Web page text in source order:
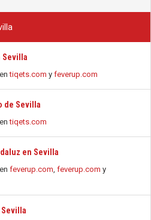
Sevilla
tiqets.com y feverup.com
de Sevilla
tiqets.com
en Sevilla
feverup.com, feverup.com y
Sevilla